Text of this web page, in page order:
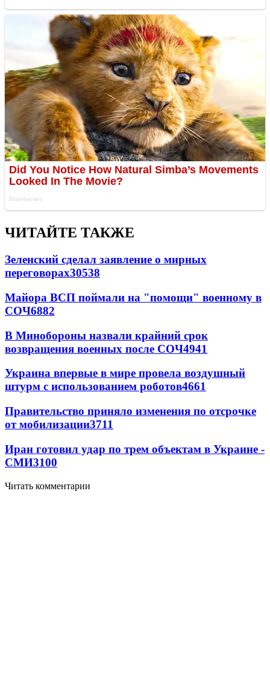
ЧИТАЙТЕ ТАКЖЕ
Зеленский сделал заявление о мирных
переговорах30538
Майора ВСП поймали на "помощи" военному в
СОЧ6882
В Минобороны назвали крайний срок
возвращения военных после СОЧ4941
Украина впервые в мире провела воздушный
штурм с использованием роботов4661
Правительство приняло изменения по отсрочке
от мобилизации3711
Иран готовил удар по трем объектам в Украине -
СМИ3100
Читать комментарии